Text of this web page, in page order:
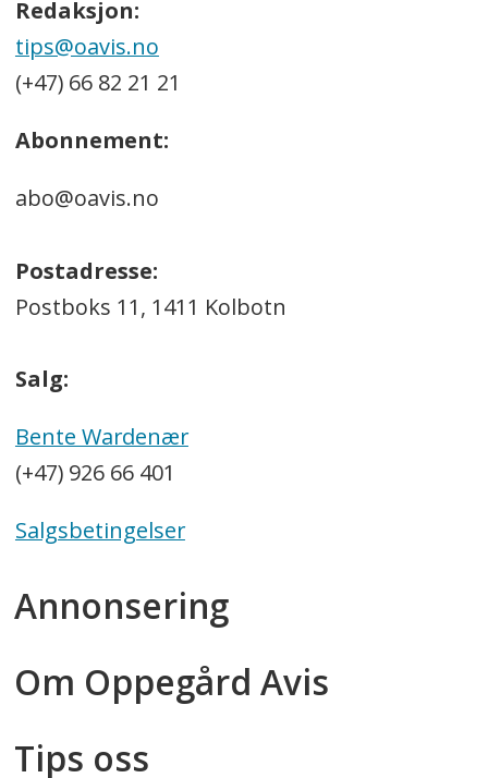
Redaksjon:
tips@oavis.no
(+47) 66 82 21 21
Abonnement:
abo@oavis.no
Postadresse:
Postboks 11, 1411 Kolbotn
Salg:
Bente Wardenær
(+47) 926 66 401
Salgsbetingelser
Annonsering
Om Oppegård Avis
Tips oss